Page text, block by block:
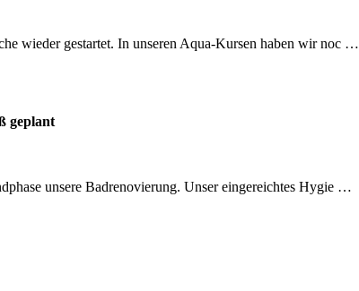
wieder gestartet. In unseren Aqua-Kursen haben wir noc …
geplant
unsere Badrenovierung. Unser eingereichtes Hygie …